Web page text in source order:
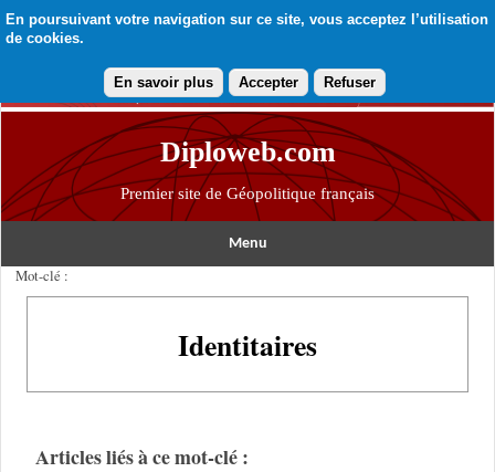
En poursuivant votre navigation sur ce site, vous acceptez l’utilisation
de cookies.
En savoir plus Accepter Refuser
Diploweb.com
Premier site de Géopolitique français
Menu
Mot-clé :
Identitaires
Articles liés à ce mot-clé :